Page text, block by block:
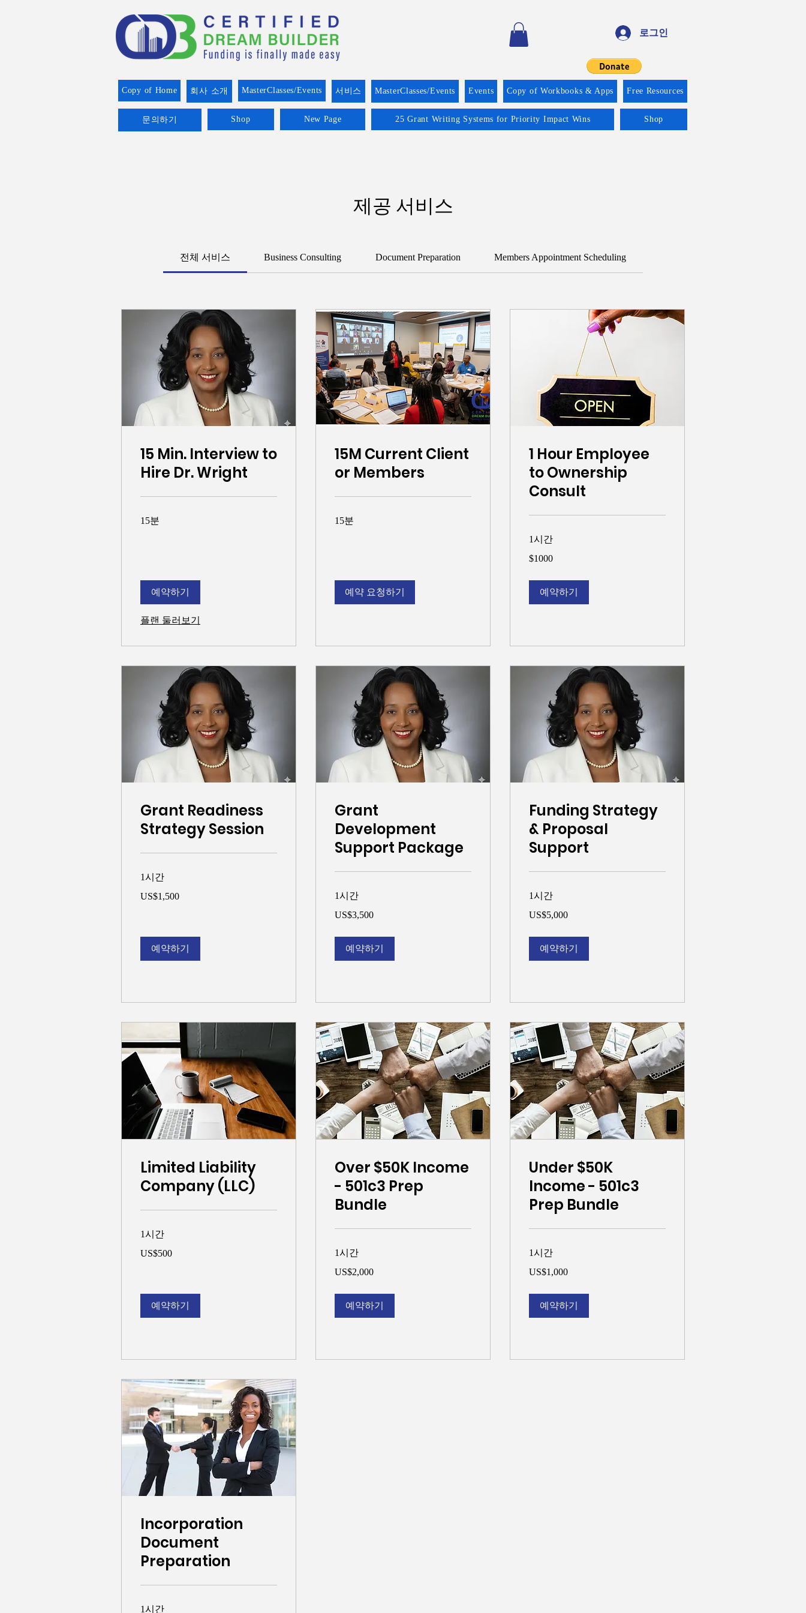
로그인
Copy of Home 회사 소개 MasterClasses/Events 서비스 MasterClasses/Events Events Copy of Workbooks & Apps Free Resources
문의하기 Shop New Page 25 Grant Writing Systems for Priority Impact Wins Shop
제공 서비스
전체 서비스 Business Consulting Document Preparation Members Appointment Scheduling
15 Min. Interview to
Hire Dr. Wright
15분
예약하기
플랜 둘러보기
15M Current Client
or Members
15분
예약 요청하기
1 Hour Employee
to Ownership
Consult
1시간
$1000
예약하기
Grant Readiness
Strategy Session
1시간
미
US$1,500
예약하기
Grant
Development
Support Package
1시간
미
US$3,500
예약하기
Funding Strategy
& Proposal
Support
1시간
미
US$5,000
예약하기
Limited Liability
Company (LLC)
1시간
미
US$500
예약하기
Over $50K Income
- 501c3 Prep
Bundle
1시간
미
US$2,000
예약하기
Under $50K
Income - 501c3
Prep Bundle
1시간
미
US$1,000
예약하기
Incorporation
Document
Preparation
1시간